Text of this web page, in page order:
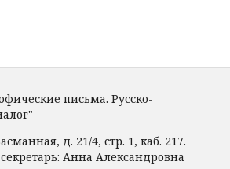
письма. Русско-
д. 21/4, стр. 1, каб. 217.
Анна Александровна